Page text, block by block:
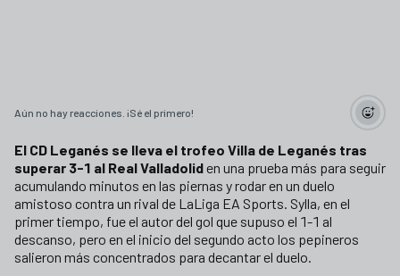
Aún no hay reacciones. ¡Sé el primero!
El CD Leganés se lleva el trofeo Villa de Leganés tras
superar 3-1 al Real Valladoliden una prueba más para seguir
acumulando minutos en las piernas y rodar en un duelo
amistoso contra un rival de LaLiga EA Sports. Sylla, en el
primer tiempo, fue el autor del gol que supuso el 1-1 al
descanso, pero en el inicio del segundo acto los pepineros
salieron más concentrados para decantar el duelo.